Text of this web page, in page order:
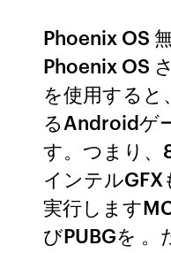
Phoenix OS
Phoenix OS
を使用すると
るAndroidゲ
す。つまり、
インテル
実行します
びPUBGを 。